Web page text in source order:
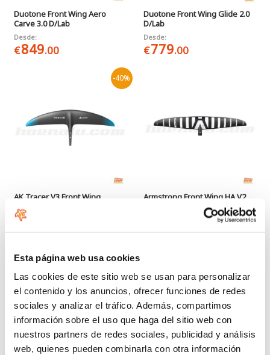
Esta página web usa cookies
Las cookies de este sitio web se usan para personalizar
el contenido y los anuncios, ofrecer funciones de redes
sociales y analizar el tráfico. Además, compartimos
información sobre el uso que haga del sitio web con
nuestros partners de redes sociales, publicidad y análisis
web, quienes pueden combinarla con otra información
Duotone Front Wing Aero
Carve 3.0 D/Lab
Desde:
€849.00
Duotone Front Wing Glide 2.0
D/Lab
Desde:
€779.00
-40%
AK Tracer V3 Front Wing
Desde:
€419
Armstrong Front Wing HA V2